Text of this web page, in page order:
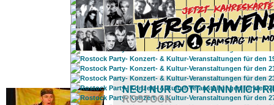
ROSTOCK TAGESTIPP
NEU! NUR GOTT KANN MICH
ROSTOCK